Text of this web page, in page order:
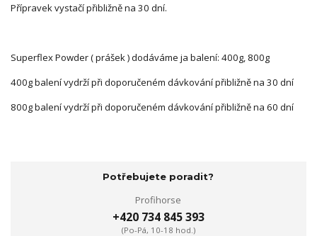
Přípravek vystačí přibližně na 30 dní.
Superflex Powder ( prášek ) dodáváme ja balení: 400g, 800g
400g balení vydrží při doporučeném dávkování přibližně na 30 dní
800g balení vydrží při doporučeném dávkování přibližně na 60 dní
Potřebujete poradit?
Profihorse
+420 734 845 393
(Po-Pá, 10-18 hod.)